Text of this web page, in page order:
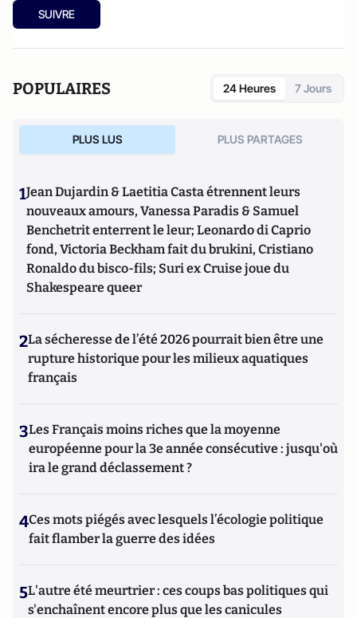
SUIVRE
POPULAIRES 24 Heures 7 Jours
PLUS LUS PLUS PARTAGES
1Jean Dujardin & Laetitia Casta étrennent leurs
nouveaux amours, Vanessa Paradis & Samuel
Benchetrit enterrent le leur; Leonardo di Caprio
fond, Victoria Beckham fait du brukini, Cristiano
Ronaldo du bisco-fils; Suri ex Cruise joue du
Shakespeare queer
2La sécheresse de l’été 2026 pourrait bien être une
rupture historique pour les milieux aquatiques
français
3Les Français moins riches que la moyenne
européenne pour la 3e année consécutive : jusqu'où
ira le grand déclassement ?
4Ces mots piégés avec lesquels l’écologie politique
fait flamber la guerre des idées
5L'autre été meurtrier : ces coups bas politiques qui
s'enchaînent encore plus que les canicules